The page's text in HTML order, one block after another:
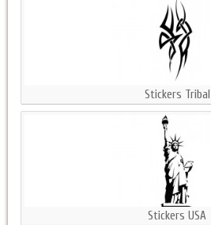
Stickers Tribal
Stickers USA